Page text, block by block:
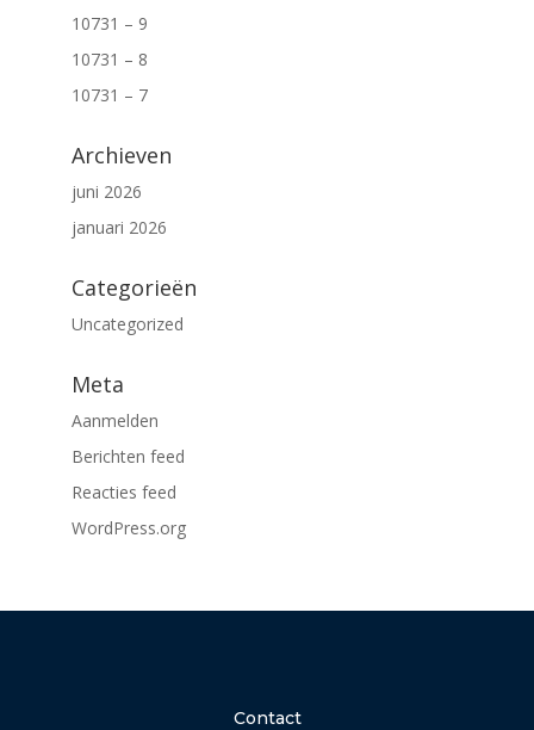
10731 – 9
10731 – 8
10731 – 7
Archieven
juni 2026
januari 2026
Categorieën
Uncategorized
Meta
Aanmelden
Berichten feed
Reacties feed
WordPress.org
Contact